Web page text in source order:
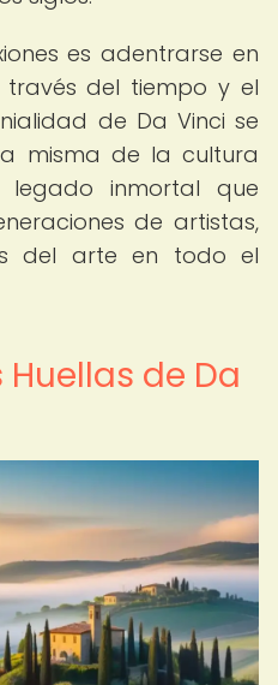
es adentrarse en
del tiempo y el
de Da Vinci se
misma de la cultura
legado inmortal que
de artistas,
del arte en todo el
de Da